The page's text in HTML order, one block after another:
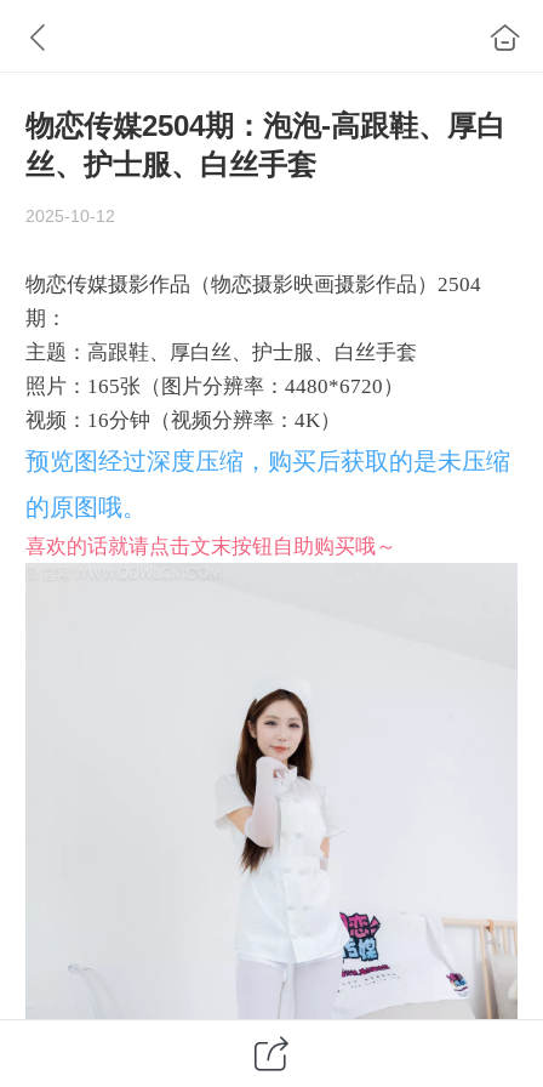
物恋传媒2504期：泡泡-高跟鞋、厚白
丝、护士服、白丝手套
2025-10-12
物恋传媒摄影作品（物恋摄影映画摄影作品）2504
期：
主题：高跟鞋、厚白丝、护士服、白丝手套
照片：165张（图片分辨率：4480*6720）
视频：16分钟（视频分辨率：4K）
预览图经过深度压缩，购买后获取的是未压缩
的原图哦。
喜欢的话就请点击文末按钮自助购买哦～